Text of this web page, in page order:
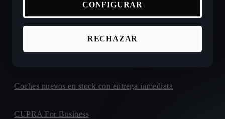
Coches de ocasión en stock
Ofertas de coches nuevos CUPRA
Coches nuevos en stock con entrega inmediata
CUPRA For Business
RECHAZAR
CONFIGURAR